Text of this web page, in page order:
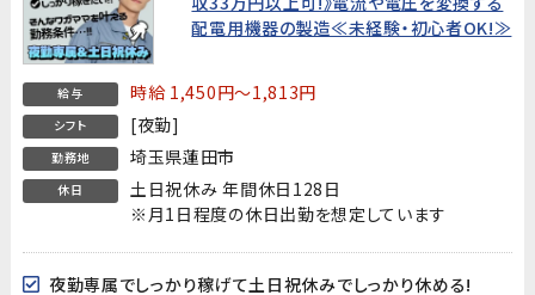
配電用機器の製造≪未経験・初心者OK!≫
給与 時給 1,450円～1,813円
シフト [夜勤]
勤務地 埼玉県蓮田市
休日
土日祝休み 年間休日128日
※月1日程度の休日出勤を想定しています
夜勤専属でしっかり稼げて土日祝休みでしっかり休める!